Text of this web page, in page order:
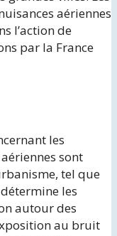
aériennes
l’action de
par la France
les
sont
tel que
les
autour des
au bruit